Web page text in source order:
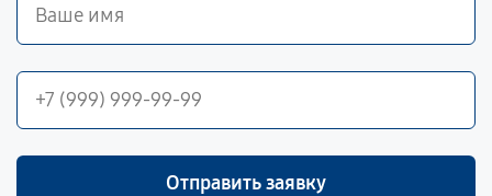
Отправить заявку